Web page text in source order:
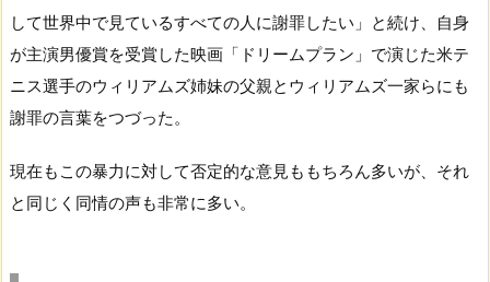
して世界中で見ているすべての人に謝罪したい」と続け、自身
が主演男優賞を受賞した映画「ドリームプラン」で演じた米テ
ニス選手のウィリアムズ姉妹の父親とウィリアムズ一家らにも
謝罪の言葉をつづった。
現在もこの暴力に対して否定的な意見ももちろん多いが、それ
と同じく同情の声も非常に多い。